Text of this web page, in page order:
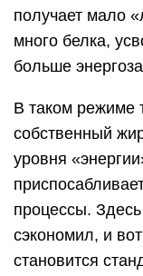
получает мало
много белка,
больше
В таком режиме
собственный
уровня
процессы.
сэкономил, и
становится